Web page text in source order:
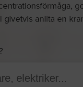
givetvis anlita en